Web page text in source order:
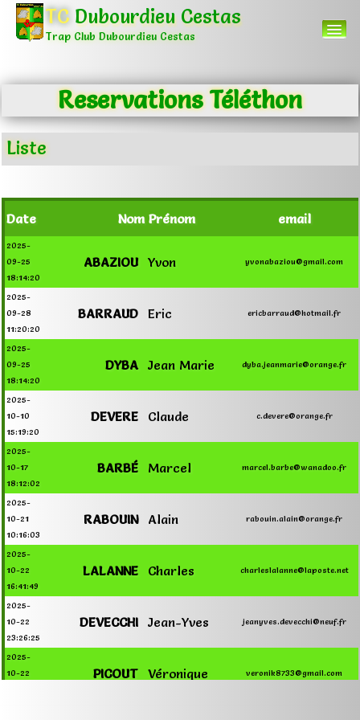
TC Dubourdieu Cestas
Trap Club Dubourdieu Cestas
Accueil
Menu
0
Reservations Téléthon
Liste
Date Nom Prénom email
2025-
09-25
18:14:20
ABAZIOU Yvon yvonabaziou@gmail.com
2025-
09-28
11:20:20
BARRAUD Eric ericbarraud@hotmail.fr
2025-
09-25
18:14:20
DYBA Jean Marie dyba.jeanmarie@orange.fr
2025-
10-10
15:19:20
DEVERE Claude c.devere@orange.fr
2025-
10-17
18:12:02
BARBÉ Marcel marcel.barbe@wanadoo.fr
2025-
10-21
10:16:03
RABOUIN Alain rabouin.alain@orange.fr
2025-
10-22
16:41:49
LALANNE Charles charleslalanne@laposte.net
2025-
10-22
23:26:25
DEVECCHI Jean-Yves jeanyves.devecchi@neuf.fr
2025-
10-22
PICOUT Véronique veronik8733@gmail.com